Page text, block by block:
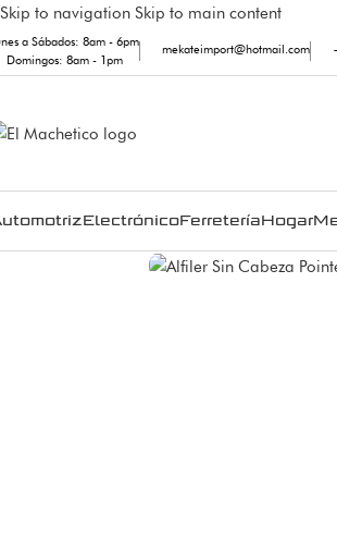
Skip to navigation Skip to main content
a Sábados: 8am - 6pm
Domingos: 8am - 1pm
mekateimport@hotmail.com
ElectrónicoFerreteríaHogar